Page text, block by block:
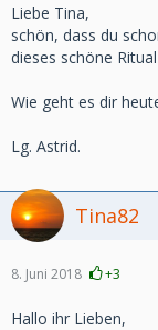
Liebe Tina,
schön, dass du
dieses schöne
Wie geht es dir
Lg. Astrid.
Tina82
8. Juni 2018 +3
Hallo ihr Lieben,